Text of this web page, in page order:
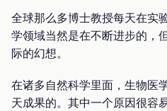
全球那么多博士教授每天在实
学领域当然是在不断进步的，
际的幻想。
在诸多自然科学里面，生物医
天成果的。其中一个原因很容